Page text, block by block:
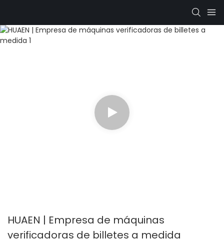
HUAEN | Empresa de máquinas
verificadoras de billetes a medida